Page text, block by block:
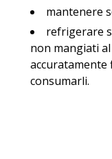
mantenere
refrigerare
non mangiati
accuratamente
consumarli.